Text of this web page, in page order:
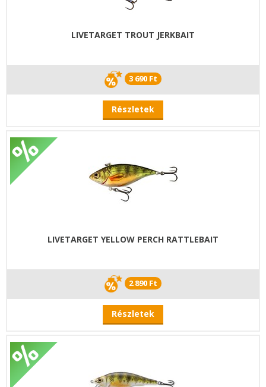
LIVETARGET TROUT JERKBAIT
3 690 Ft
Részletek
LIVETARGET YELLOW PERCH RATTLEBAIT
2 890 Ft
Részletek